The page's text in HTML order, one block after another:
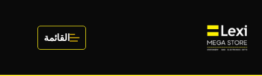
المحتوى
القائمة